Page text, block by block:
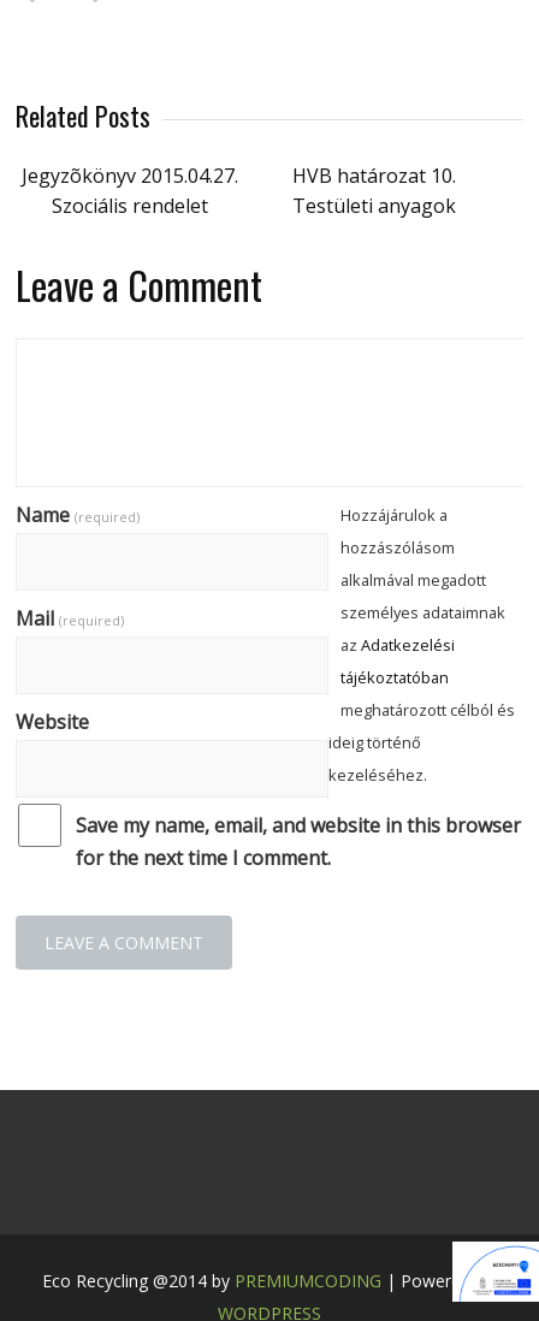
Related Posts
Jegyzõkönyv 2015.04.27.
HVB határozat 10.
Szociális rendelet
Testületi anyagok
Leave a Comment
Name(required)
Mail(required)
Website
Save my name, email, and website in this browser
for the next time I comment.
Hozzájárulok a
hozzászólásom
alkalmával megadott
személyes adataimnak
azAdatkezelési
tájékoztatóban
meghatározott célból és
ideig történő
kezeléséhez.
Eco Recycling @2014 by PREMIUMCODING | Powered by:
WORDPRESS